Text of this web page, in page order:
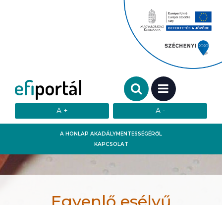
A HONLAP AKADÁLYMENTESSÉGÉRŐL
KAPCSOLAT
Keresendő szó:
MENÜ
Egyenlő esélyű